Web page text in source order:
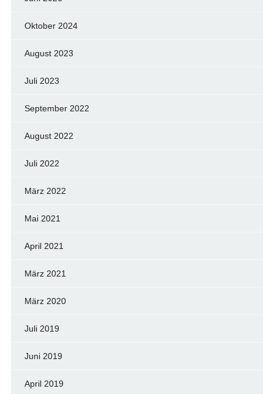
Oktober 2024
August 2023
Juli 2023
September 2022
August 2022
Juli 2022
März 2022
Mai 2021
April 2021
März 2021
März 2020
Juli 2019
Juni 2019
April 2019